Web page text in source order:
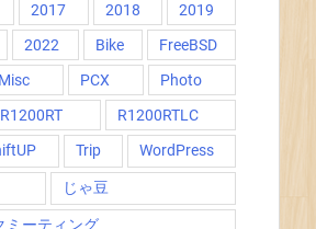
2017 2018
2019
2022 Bike
FreeBSD
Misc PCX
Photo
R1200RT
R1200RTLC
Trip WordPress
じゃ豆
ミーティング